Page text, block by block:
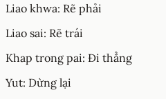
Liao khwa: Rẽ phải
Liao sai: Rẽ trái
Khap trong pai: Đi thẳng
Yut: Dừng lại